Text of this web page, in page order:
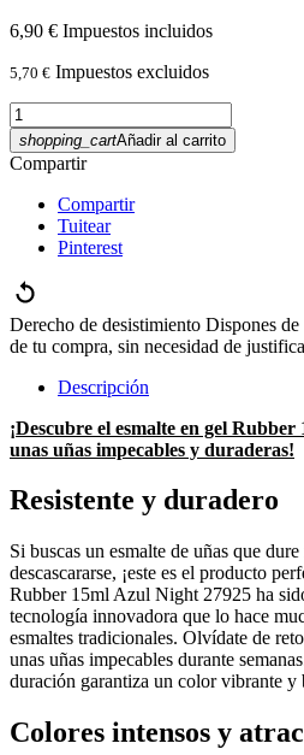
6,90 € Impuestos incluidos
5,70 € Impuestos excluidos
shopping_cartAñadir al carrito
Compartir
Compartir
Tuitear
Pinterest
Derecho de desistimiento Dispones de
de tu compra, sin necesidad de
Descripción
¡Descubre el esmalte en gel
unas uñas impecables y duraderas!
Resistente y duradero
Si buscas un esmalte de uñas que
descascararse, ¡este es el producto
Rubber 15ml Azul Night 27925 ha
tecnología innovadora que lo hace
esmaltes tradicionales. Olvídate de
unas uñas impecables durante
duración garantiza un color vibrante y
Colores intensos y